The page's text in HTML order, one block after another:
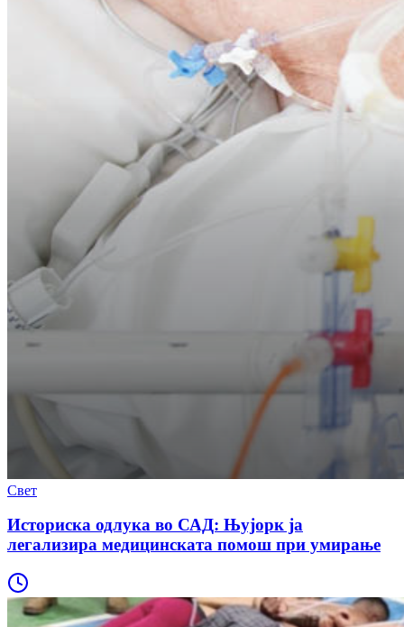
Свет
Историска одлука во САД: Њујорк ја
легализира медицинската помош при умирање